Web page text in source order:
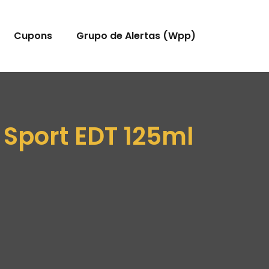
Cupons Grupo de Alertas (Wpp)
EDT 125ml